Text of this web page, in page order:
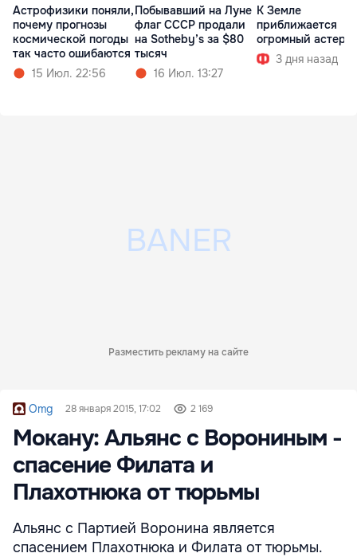
Астрофизики поняли,
почему прогнозы
космической погоды
так часто ошибаются
15 Июл. 22:56
Побывавший на Луне
флаг СССР продали
на Sotheby’s за $80
тысяч
16 Июл. 13:27
К Земле
приближается
огромный
3 дня назад
Разместить рекламу на сайте
Omg 28 января 2015, 17:02 2 169
Мокану: Альянс с Ворониным -
спасение Филата и
Плахотнюка от тюрьмы
Альянс с Партией Воронина является
спасением Плахотнюка и Филата от тюрьмы.